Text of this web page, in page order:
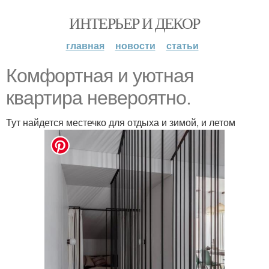
ИНТЕРЬЕР И ДЕКОР
главная новости статьи
Комфортная и уютная
квартира невероятно.
Тут найдется местечко для отдыха и зимой, и летом